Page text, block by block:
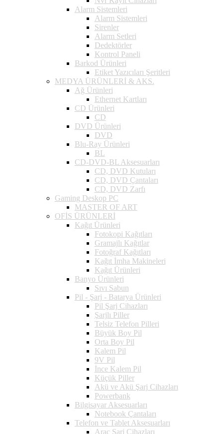
Alarm Sistemleri
Alarm Sistemleri
Sirenler
Alarm Setleri
Dedektörler
Kontrol Paneli
Barkod Ürünleri
Etiket Yazıcıları Şeritleri
MEDYA ÜRÜNLERİ & AKS.
Ağ Ürünleri
Ethernet Kartları
CD Ürünleri
CD
DVD Ürünleri
DVD
Blu-Ray Ürünleri
BL
CD-DVD-BL Aksesuarları
CD, DVD Kutuları
CD, DVD Çantaları
CD, DVD Zarfı
Gaming Deskop PC
MASTER OF ART
OFİS ÜRÜNLERİ
Kağıt Ürünleri
Fotokopi Kağıtları
Gramajlı Kağıtlar
Fotoğraf Kağıtları
Kağıt İmha Makineleri
Kağıt Ürünleri
Banyo Ürünleri
Sıvı Sabun
Pil - Şarj - Batarya Ürünleri
Pil Şarj Cihazları
Şarjlı Piller
Telsiz Telefon Pilleri
Büyük Boy Pil
Orta Boy Pil
Kalem Pil
9V Pil
İnce Kalem Pil
Küçük Piller
Akü ve Akü Şarj Cihazları
Powerbank
Bilgisayar Aksesuarları
Notebook Çantaları
Telefon ve Tablet Aksesuarları
Araç Şarj Cihazları